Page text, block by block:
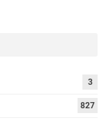
3
827